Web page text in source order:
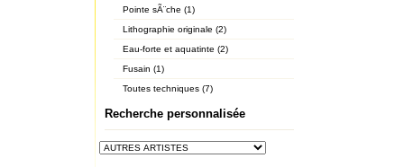
Pointe sÃ¨che (1)
Lithographie originale (2)
Eau-forte et aquatinte (2)
Fusain (1)
Toutes techniques (7)
Recherche personnalisée